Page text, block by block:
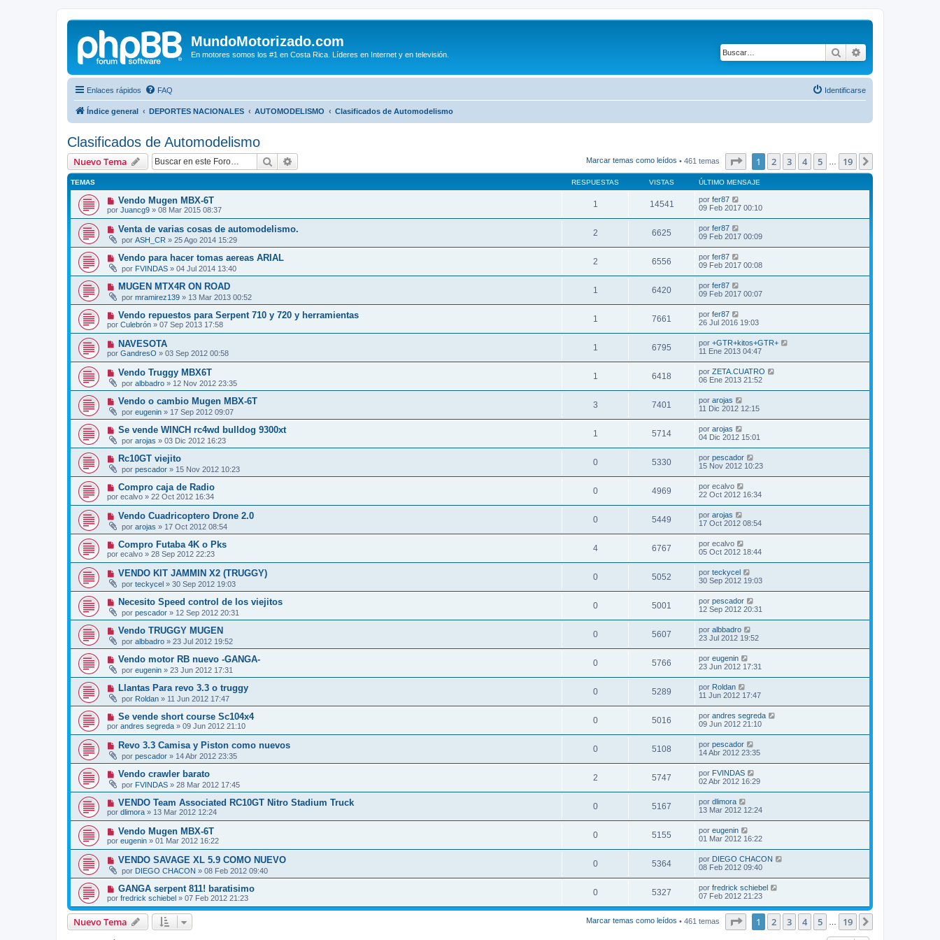
MundoMotorizado.com
En motores somos los #1 en Costa Rica. Líderes en Internet y en televisión. Buscar
Enlaces rápidos FAQ Identificarse
Índice general DEPORTES NACIONALES AUTOMODELISMO Clasificados de Automodelismo
Clasificados de Automodelismo
Nuevo Tema Buscar Marcar temas como leídos • 461 temas Página1 de 19
1 2 3 4 5 19
TEMAS RESPUESTAS VISTAS ÚLTIMO MENSAJE
Vendo Mugen MBX-6T
por Juancg9 » 08 Mar 2015 08:37
1 14541 por fer87
09 Feb 2017 00:10
Venta de varias cosas de automodelismo.
por ASH_CR » 25 Ago 2014 15:29
2 6625 por fer87
09 Feb 2017 00:09
Vendo para hacer tomas aereas ARIAL
por FVINDAS » 04 Jul 2014 13:40
2 6556 por fer87
09 Feb 2017 00:08
MUGEN MTX4R ON ROAD
por mramirez139 » 13 Mar 2013 00:52
1 6420 por fer87
09 Feb 2017 00:07
Vendo repuestos para Serpent 710 y 720 y herramientas
por Culebrón » 07 Sep 2013 17:58
1 7661 por fer87
26 Jul 2016 19:03
NAVESOTA
por GandresO » 03 Sep 2012 00:58
1 6795 por +GTR+kitos+GTR+
11 Ene 2013 04:47
Vendo Truggy MBX6T
por albbadro » 12 Nov 2012 23:35
1 6418 por ZETA.CUATRO
06 Ene 2013 21:52
Vendo o cambio Mugen MBX-6T
por eugenin » 17 Sep 2012 09:07
3 7401 por arojas
11 Dic 2012 12:15
Se vende WINCH rc4wd bulldog 9300xt
por arojas » 03 Dic 2012 16:23
1 5714 por arojas
04 Dic 2012 15:01
Rc10GT viejito
por pescador » 15 Nov 2012 10:23
0 5330 por pescador
15 Nov 2012 10:23
Compro caja de Radio
por ecalvo » 22 Oct 2012 16:34
0 4969 por ecalvo
22 Oct 2012 16:34
Vendo Cuadricoptero Drone 2.0
por arojas » 17 Oct 2012 08:54
0 5449 por arojas
17 Oct 2012 08:54
Compro Futaba 4K o Pks
por ecalvo » 28 Sep 2012 22:23
4 6767 por ecalvo
05 Oct 2012 18:44
VENDO KIT JAMMIN X2 (TRUGGY)
por teckycel » 30 Sep 2012 19:03
0 5052 por teckycel
30 Sep 2012 19:03
Necesito Speed control de los viejitos
por pescador » 12 Sep 2012 20:31
0 5001 por pescador
12 Sep 2012 20:31
Vendo TRUGGY MUGEN
por albbadro » 23 Jul 2012 19:52
0 5607 por albbadro
23 Jul 2012 19:52
Vendo motor RB nuevo -GANGA-
por eugenin » 23 Jun 2012 17:31
0 5766 por eugenin
23 Jun 2012 17:31
Llantas Para revo 3.3 o truggy
por Roldan » 11 Jun 2012 17:47
0 5289 por Roldan
11 Jun 2012 17:47
Se vende short course Sc104x4
por andres segreda » 09 Jun 2012 21:10
0 5016 por andres segreda
09 Jun 2012 21:10
Revo 3.3 Camisa y Piston como nuevos
por pescador » 14 Abr 2012 23:35
0 5108 por pescador
14 Abr 2012 23:35
Vendo crawler barato
por FVINDAS » 28 Mar 2012 17:45
2 5747 por FVINDAS
02 Abr 2012 16:29
VENDO Team Associated RC10GT Nitro Stadium Truck
por dlimora » 13 Mar 2012 12:24
0 5167 por dlimora
13 Mar 2012 12:24
Vendo Mugen MBX-6T
por eugenin » 01 Mar 2012 16:22
0 5155 por eugenin
01 Mar 2012 16:22
VENDO SAVAGE XL 5.9 COMO NUEVO
por DIEGO CHACON » 08 Feb 2012 09:40
0 5364 por DIEGO CHACON
08 Feb 2012 09:40
GANGA serpent 811! baratisimo
por fredrick schiebel » 07 Feb 2012 21:23
0 5327 por fredrick schiebel
07 Feb 2012 21:23
Nuevo Tema Marcar temas como leídos • 461 temas Página1 de 19
1 2 3 4 5 19